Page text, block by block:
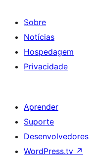
Sobre
Notícias
Hospedagem
Privacidade
Aprender
Suporte
Desenvolvedores
WordPress.tv ↗